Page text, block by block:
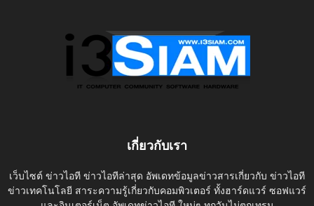
เกี่ยวกับเรา
เว็บไซต์ ข่าวไอที ข่าวไอทีล่าสุด อัพเดทข้อมูลข่าวสารเกี่ยวกับ ข่าวไอที
ข่าวเทคโนโลยี สาระความรู้เกี่ยวกับคอมพิวเตอร์ ทั้งฮาร์ดแวร์ ซอฟแวร์